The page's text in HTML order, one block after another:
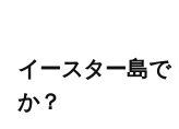
イースター島で
か？